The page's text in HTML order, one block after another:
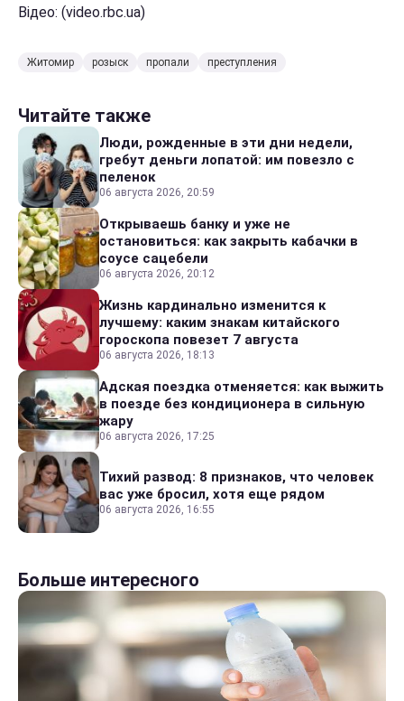
Відео: (video.rbc.ua)
Житомир розыск пропали преступления
Читайте также
Люди, рожденные в эти дни недели,
гребут деньги лопатой: им повезло с
пеленок
06 августа 2026, 20:59
Открываешь банку и уже не
остановиться: как закрыть кабачки в
соусе сацебели
06 августа 2026, 20:12
Жизнь кардинально изменится к
лучшему: каким знакам китайского
гороскопа повезет 7 августа
06 августа 2026, 18:13
Адская поездка отменяется: как выжить
в поезде без кондиционера в сильную
жару
06 августа 2026, 17:25
Тихий развод: 8 признаков, что человек
вас уже бросил, хотя еще рядом
06 августа 2026, 16:55
Больше интересного